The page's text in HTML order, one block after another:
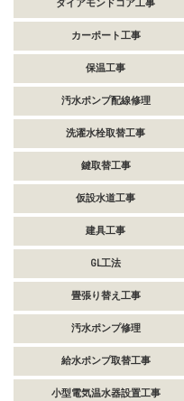
ダイアモンドコア工事
カーポート工事
保温工事
汚水ポンプ配線修理
洗濯水栓取替工事
鍵取替工事
仮設水道工事
建具工事
GL工法
畳張り替え工事
汚水ポンプ修理
給水ポンプ取替工事
小型電気温水器設置工事